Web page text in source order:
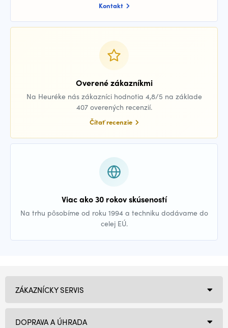
Kontakt
Overené zákazníkmi
Na Heuréke nás zákazníci hodnotia 4,8/5 na základe
407 overených recenzií.
Čítať recenzie
Viac ako 30 rokov skúseností
Na trhu pôsobíme od roku 1994 a techniku dodávame do
celej EÚ.
ZÁKAZNÍCKY SERVIS
DOPRAVA A ÚHRADA